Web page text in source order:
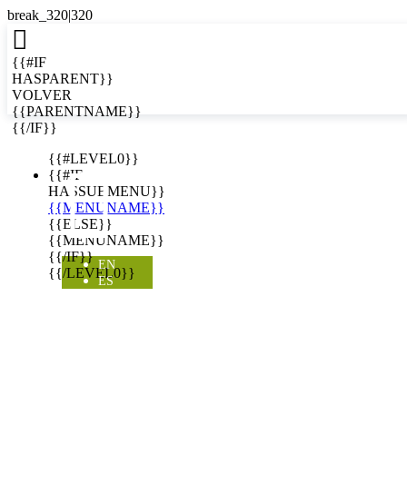

{{#IF
HASPARENT}}
VOLVER
{{PARENTNAME}}
{{/IF}}
{{#LEVEL0}}
{{#IF
HASSUBMENU}}
{{MENUNAME}}
{{ELSE}}
{{MENUNAME}}
{{/IF}}
{{/LEVEL0}}

EN
ES